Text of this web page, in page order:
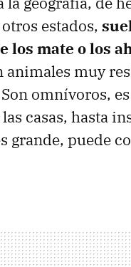
estados,
los mate o los
animales muy
omnívoros,
casas, hasta
grande, puede